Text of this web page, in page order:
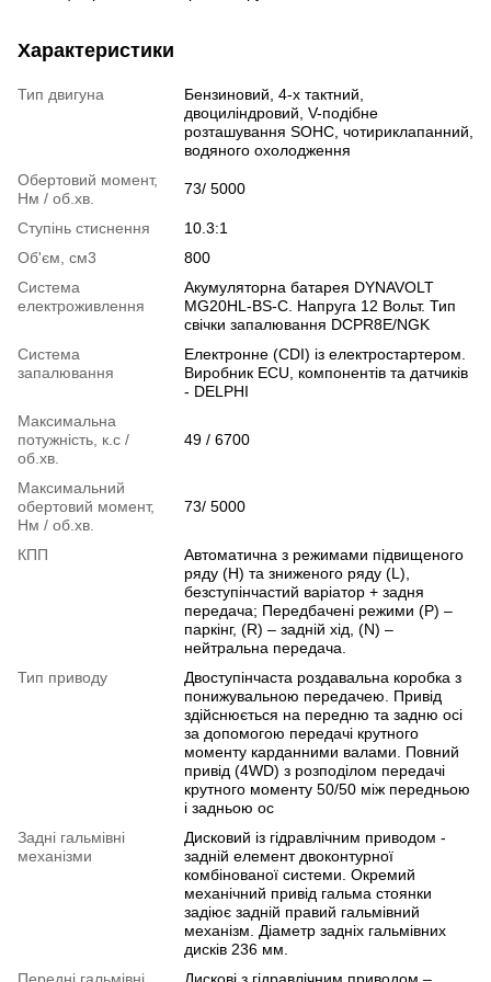
Характеристики
Тип двигуна
Бензиновий, 4-х тактний,
двоциліндровий, V-подібне
розташування SOHC, чотириклапанний,
водяного охолодження
Обертовий момент,
Нм / об.хв.
73/ 5000
Ступінь стиснення
10.3:1
Об'єм, см3
800
Система
електроживлення
Акумуляторна батарея DYNAVOLT
MG20HL-BS-C. Напруга 12 Вольт. Тип
свічки запалювання DCPR8E/NGK
Система
запалювання
Електронне (CDI) із електростартером.
Виробник ECU, компонентів та датчиків
- DELPHI
Максимальна
потужність, к.с /
об.хв.
49 / 6700
Максимальний
обертовий момент,
Нм / об.хв.
73/ 5000
КПП
Автоматична з режимами підвищеного
ряду (H) та зниженого ряду (L),
безступінчастий варіатор + задня
передача; Передбачені режими (P) –
паркінг, (R) – задній хід, (N) –
нейтральна передача.
Тип приводу
Двоступінчаста роздавальна коробка з
понижувальною передачею. Привід
здійснюється на передню та задню осі
за допомогою передачі крутного
моменту карданними валами. Повний
привід (4WD) з розподілом передачі
крутного моменту 50/50 між передньою
і задньою ос
Задні гальмівні
механізми
Дисковий із гідравлічним приводом -
задній елемент двоконтурної
комбінованої системи. Окремий
механічний привід гальма стоянки
задіює задній правий гальмівний
механізм. Діаметр задніх гальмівних
дисків 236 мм.
Передні гальмівні
Дискові з гідравлічним приводом –